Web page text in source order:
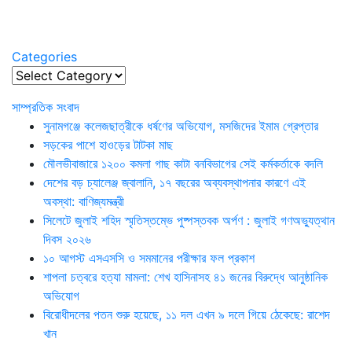
Categories
Categories
সাম্প্রতিক সংবাদ
সুনামগঞ্জে কলেজছাত্রীকে ধর্ষণের অভিযোগ, মসজিদের ইমাম গ্রেপ্তার
সড়কের পাশে হাওড়ের টাটকা মাছ
মৌলভীবাজারে ১২০০ কমলা গাছ কাটা বনবিভাগের সেই কর্মকর্তাকে বদলি
দেশের বড় চ্যালেঞ্জ জ্বালানি, ১৭ বছরের অব্যবস্থাপনার কারণে এই
অবস্থা: বাণিজ্যমন্ত্রী
সিলেটে জুলাই শহিদ স্মৃতিস্তম্ভে পুষ্পস্তবক অর্পণ : জুলাই গণঅভ্যুত্থান
দিবস ২০২৬
১০ আগস্ট এসএসসি ও সমমানের পরীক্ষার ফল প্রকাশ
শাপলা চত্বরে হত্যা মামলা: শেখ হাসিনাসহ ৪১ জনের বিরুদ্ধে আনুষ্ঠানিক
অভিযোগ
বিরোধীদলের পতন শুরু হয়েছে, ১১ দল এখন ৯ দলে গিয়ে ঠেকেছে: রাশেদ
খান